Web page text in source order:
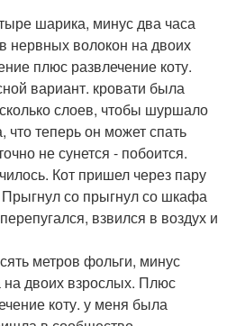
шарика, минус два часа
нервных волокон на двоих
плюс развлечение коту.
вариант. кровати была
слоев, чтобы шуршало
теперь он может спать
не сунется - побоится.
Кот пришел через пару
Прыгнул со прыгнул со шкафа
взвился в воздух и
метров фольги, минус
на двоих взрослых. Плюс
коту. у меня была